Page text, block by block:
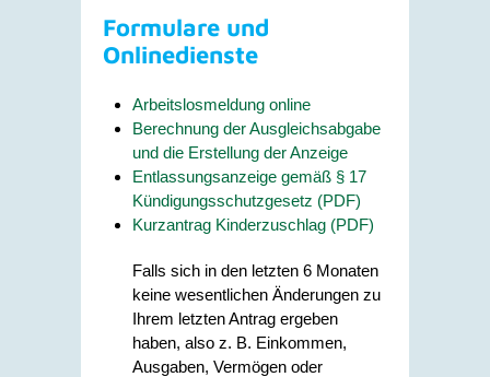
Formulare und
Onlinedienste
Arbeitslosmeldung online
Berechnung der Ausgleichsabgabe
und die Erstellung der Anzeige
Entlassungsanzeige gemäß § 17
Kündigungsschutzgesetz (PDF)
Kurzantrag Kinderzuschlag (PDF)
Falls sich in den letzten 6 Monaten
keine wesentlichen Änderungen zu
Ihrem letzten Antrag ergeben
haben, also z. B. Einkommen,
Ausgaben, Vermögen oder